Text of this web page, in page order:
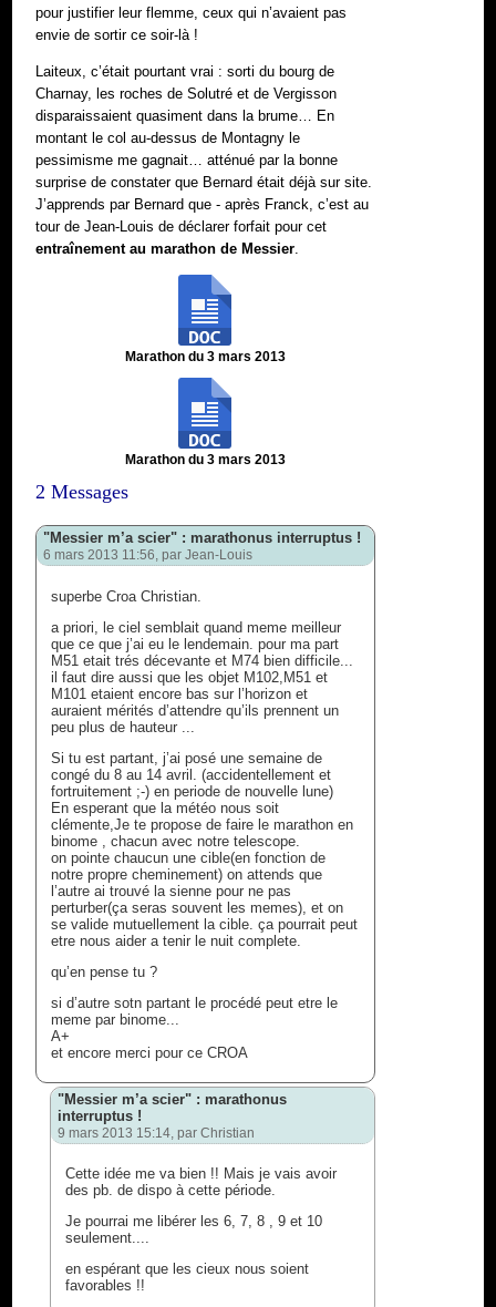
pour justifier leur flemme, ceux qui n’avaient pas
envie de sortir ce soir-là !
Laiteux, c’était pourtant vrai : sorti du bourg de
Charnay, les roches de Solutré et de Vergisson
disparaissaient quasiment dans la brume… En
montant le col au-dessus de Montagny le
pessimisme me gagnait… atténué par la bonne
surprise de constater que Bernard était déjà sur site.
J’apprends par Bernard que - après Franck, c’est au
tour de Jean-Louis de déclarer forfait pour cet
entraînement au marathon de Messier
Marathon du 3 mars 2013
Marathon du 3 mars 2013
2 Messages
"Messier m’a scier" : marathonus interruptus !
6 mars 2013 11:56, par Jean-Louis
superbe Croa Christian.
a priori, le ciel semblait quand meme meilleur
que ce que j’ai eu le lendemain. pour ma part
M51 etait trés décevante et M74 bien difficile...
il faut dire aussi que les objet M102,M51 et
M101 etaient encore bas sur l’horizon et
auraient mérités d’attendre qu’ils prennent un
peu plus de hauteur ...
Si tu est partant, j’ai posé une semaine de
congé du 8 au 14 avril. (accidentellement et
fortruitement ;-) en periode de nouvelle lune)
En esperant que la météo nous soit
clémente,Je te propose de faire le marathon en
binome , chacun avec notre telescope.
on pointe chaucun une cible(en fonction de
notre propre cheminement) on attends que
l’autre ai trouvé la sienne pour ne pas
perturber(ça seras souvent les memes), et on
se valide mutuellement la cible. ça pourrait peut
etre nous aider a tenir le nuit complete.
qu’en pense tu ?
si d’autre sotn partant le procédé peut etre le
meme par binome...
A+
et encore merci pour ce CROA
"Messier m’a scier" : marathonus
interruptus !
9 mars 2013 15:14, par Christian
Cette idée me va bien !! Mais je vais avoir
des pb. de dispo à cette période.
Je pourrai me libérer les 6, 7, 8 , 9 et 10
seulement....
en espérant que les cieux nous soient
favorables !!